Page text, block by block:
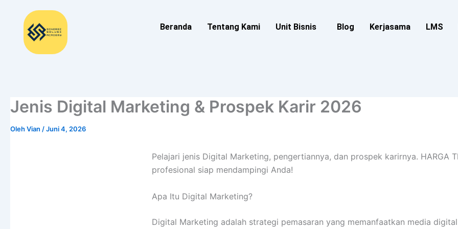
Beranda Tentang Kami Unit Bisnis Blog Kerjasama LMS
Jenis Digital Marketing & Prospek Karir 2026
OlehVian /Juni 4, 2026
Pelajari jenis Digital Marketing, pengertiannya, dan prospek karirnya. HARGA
profesional siap mendampingi Anda!
Apa Itu Digital Marketing?
Digital Marketing adalah strategi pemasaran yang memanfaatkan media